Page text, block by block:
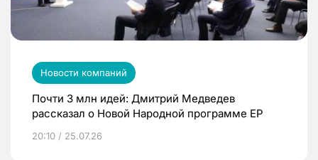
Новости компаний
Почти 3 млн идей: Дмитрий Медведев
рассказал о Новой Народной программе ЕР
20:10 / 25.07.26